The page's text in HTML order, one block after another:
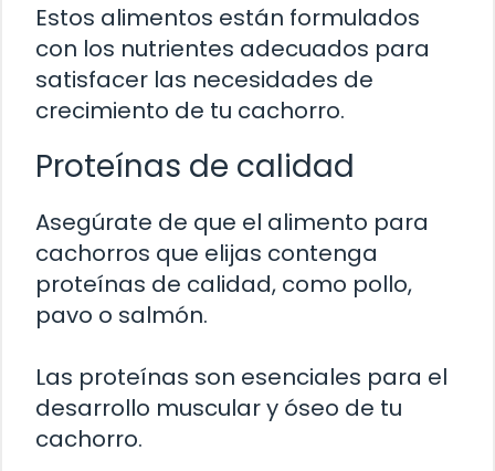
Estos alimentos están formulados
con los nutrientes adecuados para
satisfacer las necesidades de
crecimiento de tu cachorro.
Proteínas de calidad
Asegúrate de que el alimento para
cachorros que elijas contenga
proteínas de calidad, como pollo,
pavo o salmón.
Las proteínas son esenciales para el
desarrollo muscular y óseo de tu
cachorro.